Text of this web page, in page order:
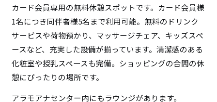
カード会員専用の無料休憩スポットです。カード会員様
1名につき同伴者様5名まで利用可能。無料のドリンク
サービスや荷物預かり、マッサージチェア、キッズスペ
ースなど、充実した設備が揃っています。清潔感のある
化粧室や授乳スペースも完備。ショッピングの合間の休
憩にぴったりの場所です。
アラモアナセンター内にもラウンジがあります。